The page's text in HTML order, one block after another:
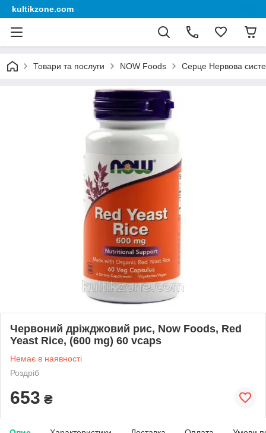
kultikzone.com
Товари та послуги NOW Foods Серце Нервова
Червоний дріжджовий рис, Now Foods, Red
Yeast Rice, (600 mg) 60 vcaps
Немає в наявності
Роздріб
653 ₴